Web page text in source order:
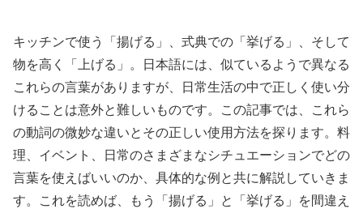
キッチンで使う「揚げる」、式典での「挙げる」、そして
物を高く「上げる」。日本語には、似ているようで異なる
これらの言葉がありますが、日常生活の中で正しく使い分
けることは意外と難しいものです。この記事では、これら
の動詞の微妙な違いとその正しい使用方法を探ります。料
理、イベント、日常のさまざまなシチュエーションでどの
言葉を使えばいいのか、具体的な例と共に解説していきま
す。これを読めば、もう「揚げる」と「挙げる」を間違え